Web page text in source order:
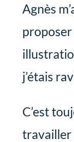
Agnès
proposer
j’étais
C’est
travailler